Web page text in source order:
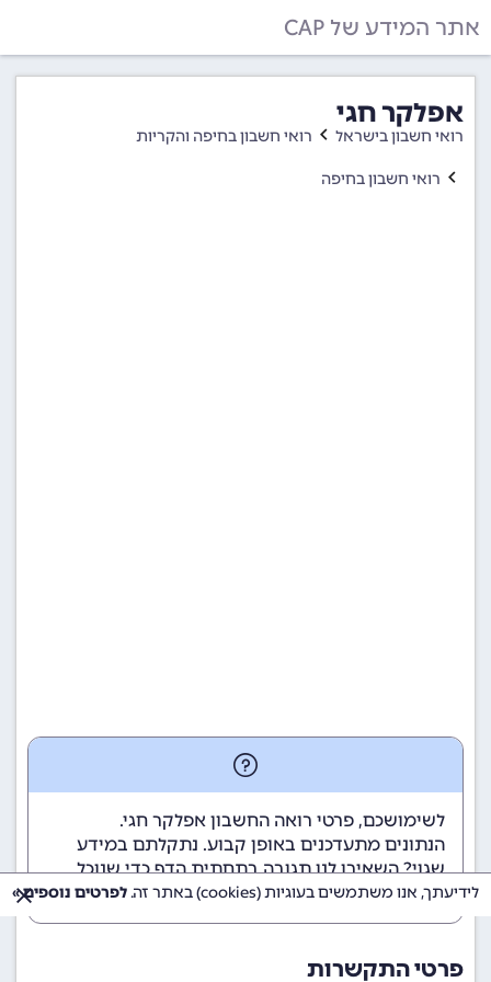
אתר המידע של CAP
אפלקר חגי
רואי חשבון בישראל רואי חשבון בחיפה והקריות
רואי חשבון בחיפה
לשימושכם, פרטי רואה החשבון אפלקר חגי.
הנתונים מתעדכנים באופן קבוע. נתקלתם במידע
שגוי? השאירו לנו תגובה בתחתית הדף כדי שנוכל
לטפל בבעיה בהקדם.
פרטי התקשרות
לידיעתך, אנו משתמשים בעוגיות (cookies) באתר זה. לפרטים נוספים »